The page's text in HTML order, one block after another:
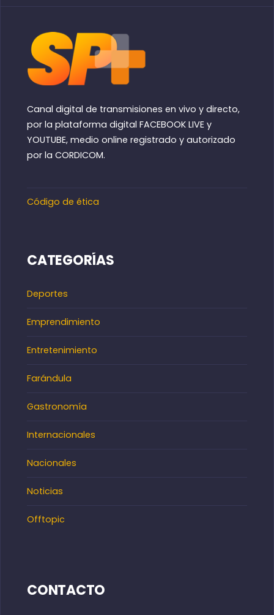
Canal digital de transmisiones en vivo y directo,
por la plataforma digital FACEBOOK LIVE y
YOUTUBE, medio online registrado y autorizado
por la CORDICOM.
Código de ética
CATEGORÍAS
Deportes
Emprendimiento
Entretenimiento
Farándula
Gastronomía
Internacionales
Nacionales
Noticias
Offtopic
CONTACTO